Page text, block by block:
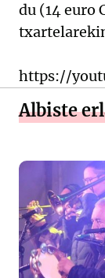
du (14 euro
https://
Albiste